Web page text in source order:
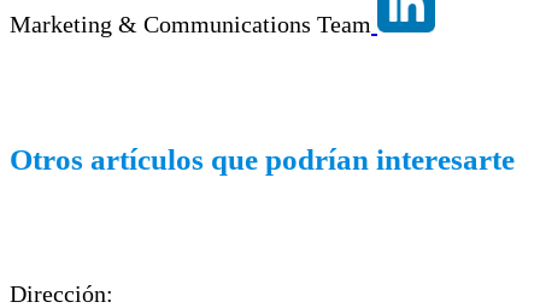
las acciones en un auditoría de
Marketing & Communications Team
Otros artículos que podrían interesarte
Dirección: